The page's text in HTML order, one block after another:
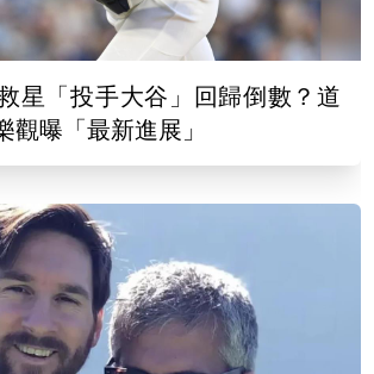
星「投手大谷」回歸倒數？道
觀曝「最新進展」